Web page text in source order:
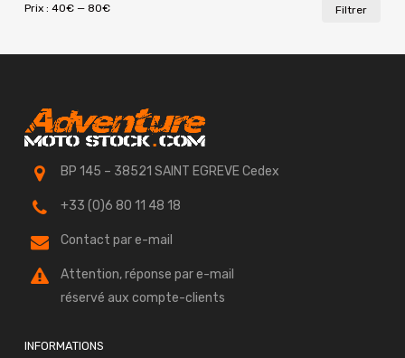
Filtrer
Prix : 40€— 80€
BP 145 – 38521 SAINT EGREVE Cedex
+33 (0)6 80 11 48 18
Contact par e-mail
Attention, réponse par e-mail
réservé aux compte-clients
INFORMATIONS